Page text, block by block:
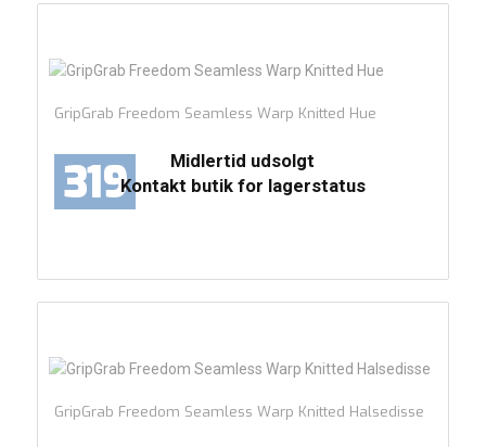
Midlertid udsolgt
Kontakt butik for lagerstatus
GripGrab Freedom Seamless Warp Knitted Hue
319
GripGrab Freedom Seamless Warp Knitted Halsedisse